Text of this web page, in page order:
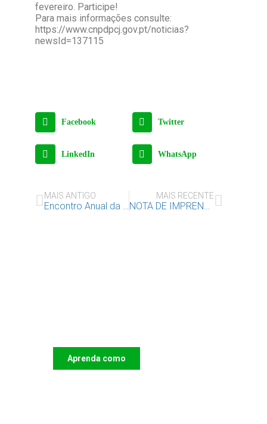
fevereiro. Participe!
Para mais informações consulte:
https://www.cnpdpcj.gov.pt/noticias?
newsId=137115
Facebook Twitter
LinkedIn WhatsApp
MAIS ANTIGO
Encontro Anual da Rede Construir Juntos “Crianças Expostas a Violência Doméstica”
MAIS RECENTE
NOTA DE IMPRENSA – IAC regista 892 pedidos de Apoio Jurídico em 2024
Aprenda como